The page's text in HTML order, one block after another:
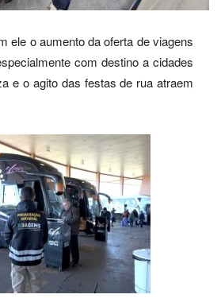
ele o aumento da oferta de viagens
com destino a cidades
e o agito das festas de rua atraem